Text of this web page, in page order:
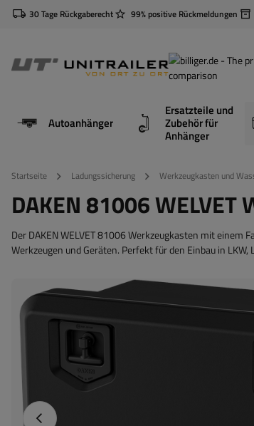
30 Tage Rückgaberecht 99% positive Rückmeldungen
Autoanhänger
Ersatzteile und
Zubehör für
Anhänger
Startseite Ladungssicherung Werkzeugkasten und
DAKEN 81006
Der DAKEN WELVET 81006 Werkzeugkasten mit
Werkzeugen und Geräten. Perfekt für den Einbau in
Vorheriges Foto